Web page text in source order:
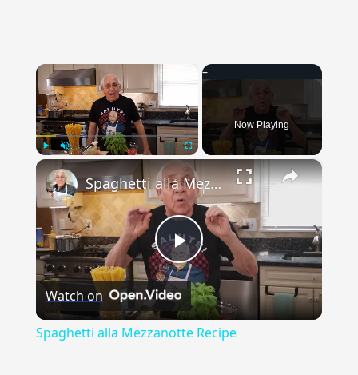
Unmute
Now Playing
×
Play
Video
Spaghetti alla Mezzanotte Recipe
Watch on
Spaghetti alla Mezzanotte Recipe